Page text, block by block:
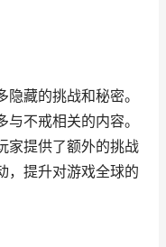
藏的挑战和秘密。
不戒相关的内容。
家提供了额外的挑战
，提升对游戏全球的